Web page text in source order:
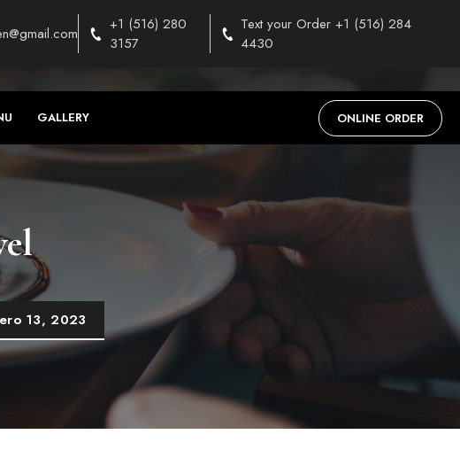
+1 (516) 280
3157
Text your Order +1 (516) 284
4430
GALLERY ONLINE ORDER
13, 2023